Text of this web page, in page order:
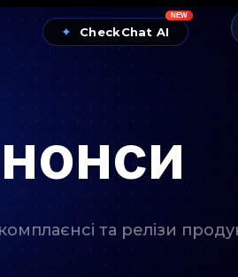
✦ CheckChat AI
NEW
та релізи